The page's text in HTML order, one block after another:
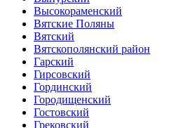
Высокораменский
Вятские Поляны
Вятский
Вятскополянский район
Гарский
Гирсовский
Гординский
Городищенский
Гостовский
Грековский